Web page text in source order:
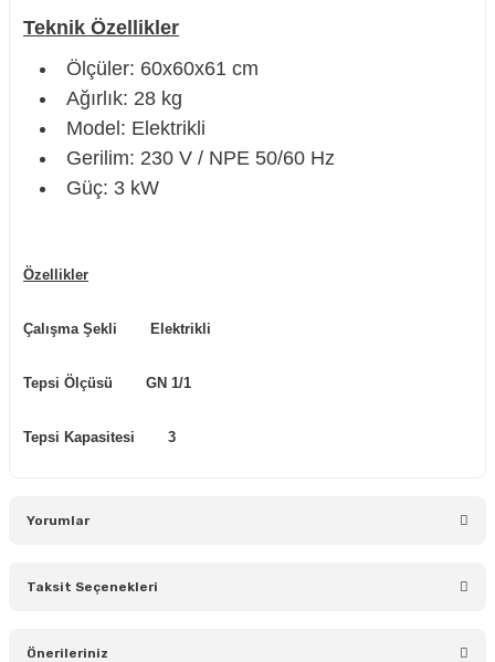
Teknik Özellikler
Ölçüler: 60x60x61 cm
Ağırlık: 28 kg
Model: Elektrikli
Gerilim: 230 V / NPE 50/60 Hz
Güç: 3 kW
Özellikler
Çalışma Şekli Elektrikli
Tepsi Ölçüsü GN 1/1
Tepsi Kapasitesi 3
Yorumlar
Taksit Seçenekleri
Önerileriniz